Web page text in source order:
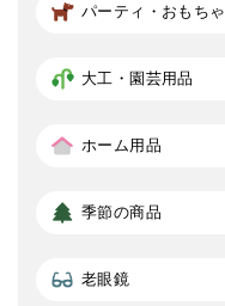
パーティ・おもちゃ
大工・園芸用品
ホーム用品
季節の商品
老眼鏡